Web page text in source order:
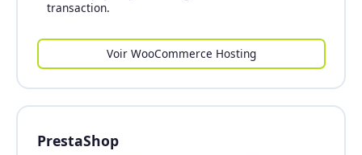
transaction.
Voir WooCommerce Hosting
PrestaShop